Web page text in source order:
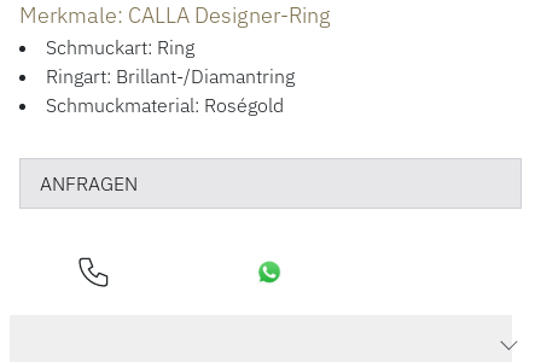
ÜBER UNS
Merkmale: CALLA Designer-Ring
Schmuckart: Ring
Ringart: Brillant-/Diamantring
Schmuckmaterial: Roségold
ANFRAGEN